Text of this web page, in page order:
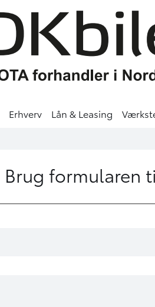
Erhverv Lån & Leasing
Brug formularen